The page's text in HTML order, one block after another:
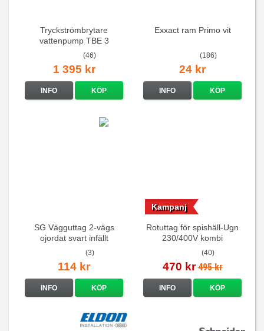
Tryckströmbrytare
vattenpump TBE 3
(46)
1 395 kr
INFO KÖP
Exxact ram Primo vit
(186)
24 kr
INFO KÖP
SG Vägguttag 2-vägs
ojordat svart infällt
16A/250V
(3)
114 kr
INFO KÖP
Rotuttag för spishäll-Ugn
230/400V kombi
(40)
Kampanj
470 kr 495 kr
INFO KÖP